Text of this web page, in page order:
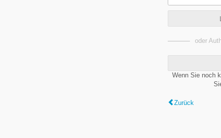
oder
Wenn Sie noch
Zurück